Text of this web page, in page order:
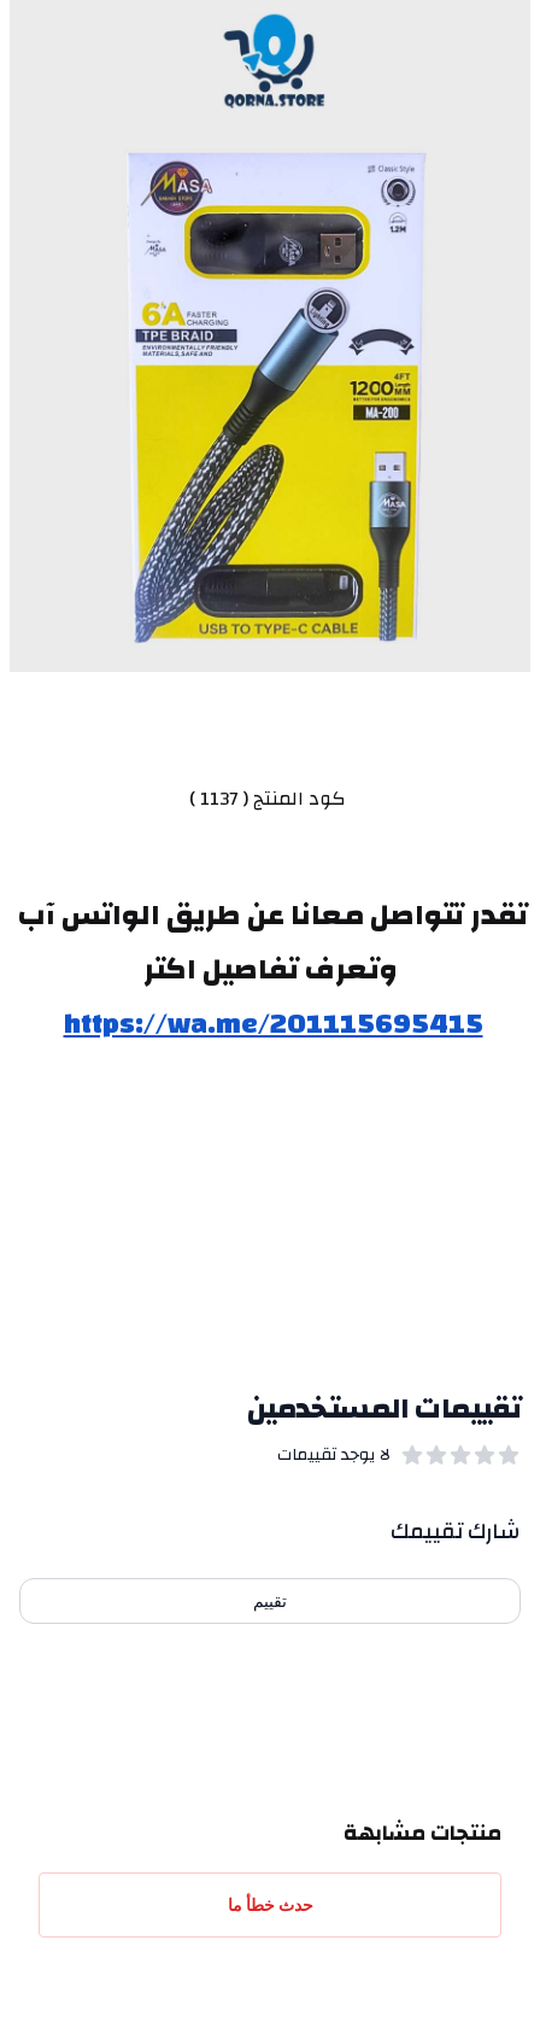
كود المنتج ( 1137 )
وتعرف تفاصيل اكتر
https://wa.me/201115695415
تقييمات المستخدمين
لا يوجد تقييمات
بيانات التقييمات
شارك تقييمك
تقييم
منتجات مشابهة
حدث خطأ ما